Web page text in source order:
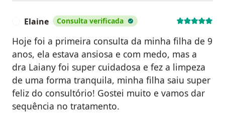
Elaine Consulta verificada
Hoje foi a primeira consulta da minha filha de 9
anos, ela estava ansiosa e com medo, mas a
dra Laiany foi super cuidadosa e fez a limpeza
de uma forma tranquila, minha filha saiu super
feliz do consultório! Gostei muito e vamos dar
sequência no tratamento.